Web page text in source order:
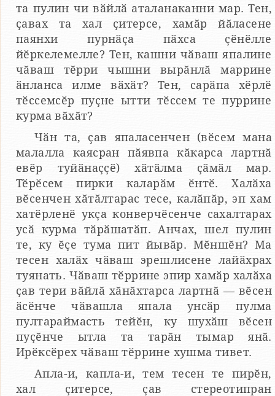
та пулин чи вӑйлӑ аталанаканни мар. Тен,
ҫавах та хал ҫитерсе, хамӑр йӑласене
паянхи пурнӑҫа пӑхса ҫӗнӗлле
йӗркелемелле? Тен, кашни чӑваш япалине
чӑваш тӗрри чышни вырӑнлӑ маррине
ӑнланса илме вӑхӑт? Тен, сарӑпа хӗрлӗ
тӗссемсӗр пуҫне ытти тӗссем те пуррине
курма вӑхӑт?
Чӑн та, ҫав япаласенчен (вӗсем мана
малалла каясран пӑявпа кӑкарса лартнӑ
евӗр туйӑнаҫҫӗ) хӑтӑлма ҫӑмӑл мар.
Тӗрӗсем пирки каларӑм ӗнтӗ. Халӑха
вӗсенчен хӑтӑлтарас тесе, калӑпӑр, эп хам
хатӗрленӗ укҫа конверчӗсенче сахалтарах
усӑ курма тӑрӑшатӑп. Анчах, шел пулин
те, ку ӗҫе тума пит йывӑр. Мӗншӗн? Ма
тесен халӑх чӑваш эрешлисене лайӑхрах
туянать. Чӑваш тӗррине эпир хамӑр халӑха
ҫав тери вӑйлӑ хӑнӑхтарса лартнӑ — вӗсен
ӑсӗнче чӑвашла япала унсӑр пулма
пултараймасть тейӗн, ку шухӑш вӗсен
пуҫӗнче ытла та тарӑн тымар янӑ.
Ирӗксӗрех чӑваш тӗррине хушма тивет.
Апла-и, капла-и, тем тесен те пирӗн,
хал ҫитерсе, ҫав стереотипран